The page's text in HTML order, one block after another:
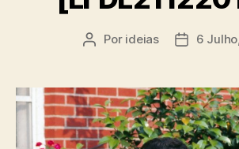
Autor
Por ideias
Data
6